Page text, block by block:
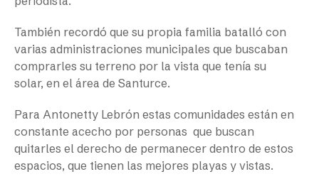
También recordó que su propia familia batalló con
varias administraciones municipales que buscaban
comprarles su terreno por la vista que tenía su
solar, en el área de Santurce.
Para Antonetty Lebrón estas comunidades están en
constante acecho por personas que buscan
quitarles el derecho de permanecer dentro de estos
espacios, que tienen las mejores playas y vistas.